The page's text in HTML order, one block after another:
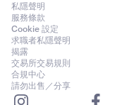
私隱聲明
服務條款
Cookie 設定
求職者私隱聲明
揭露
交易所交易規則
合規中心
請勿出售／分享